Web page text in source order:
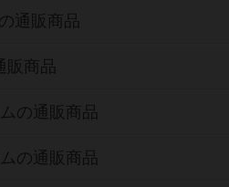
通販商品
販商品
の通販商品
の通販商品